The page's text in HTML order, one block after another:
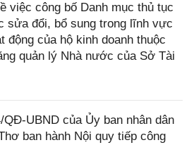
việc công bố Danh mục thủ tục
sửa đổi, bổ sung trong lĩnh vực
động của hộ kinh doanh thuộc
quản lý Nhà nước của Sở Tài
QĐ-UBND của Ủy ban nhân dân
ban hành Nội quy tiếp công